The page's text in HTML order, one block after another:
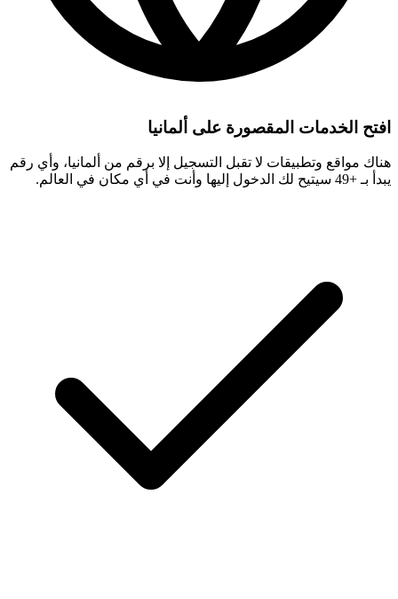
افتح الخدمات المقصورة على ألمانيا
هناك مواقع وتطبيقات لا تقبل التسجيل إلا برقم من ألمانيا، وأي رقم
يبدأ بـ +49 سيتيح لك الدخول إليها وأنت في أي مكان في العالم.